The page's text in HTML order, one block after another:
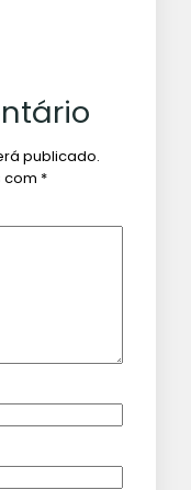
publicado.
com *